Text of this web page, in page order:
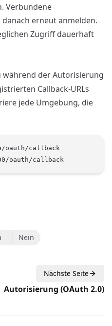
Verbundene
erneut anmelden.
Zugriff dauerhaft
während derAutorisierung
Callback-URLs
jede Umgebung, die
oauth/callback
oauth/callback
Nein
Nächste Seite
Autorisierung (OAuth 2.0)